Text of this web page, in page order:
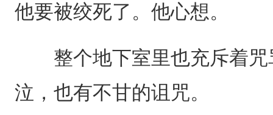
他要被绞死了。他心想。
整个地下室里也充斥着咒
泣，也有不甘的诅咒。